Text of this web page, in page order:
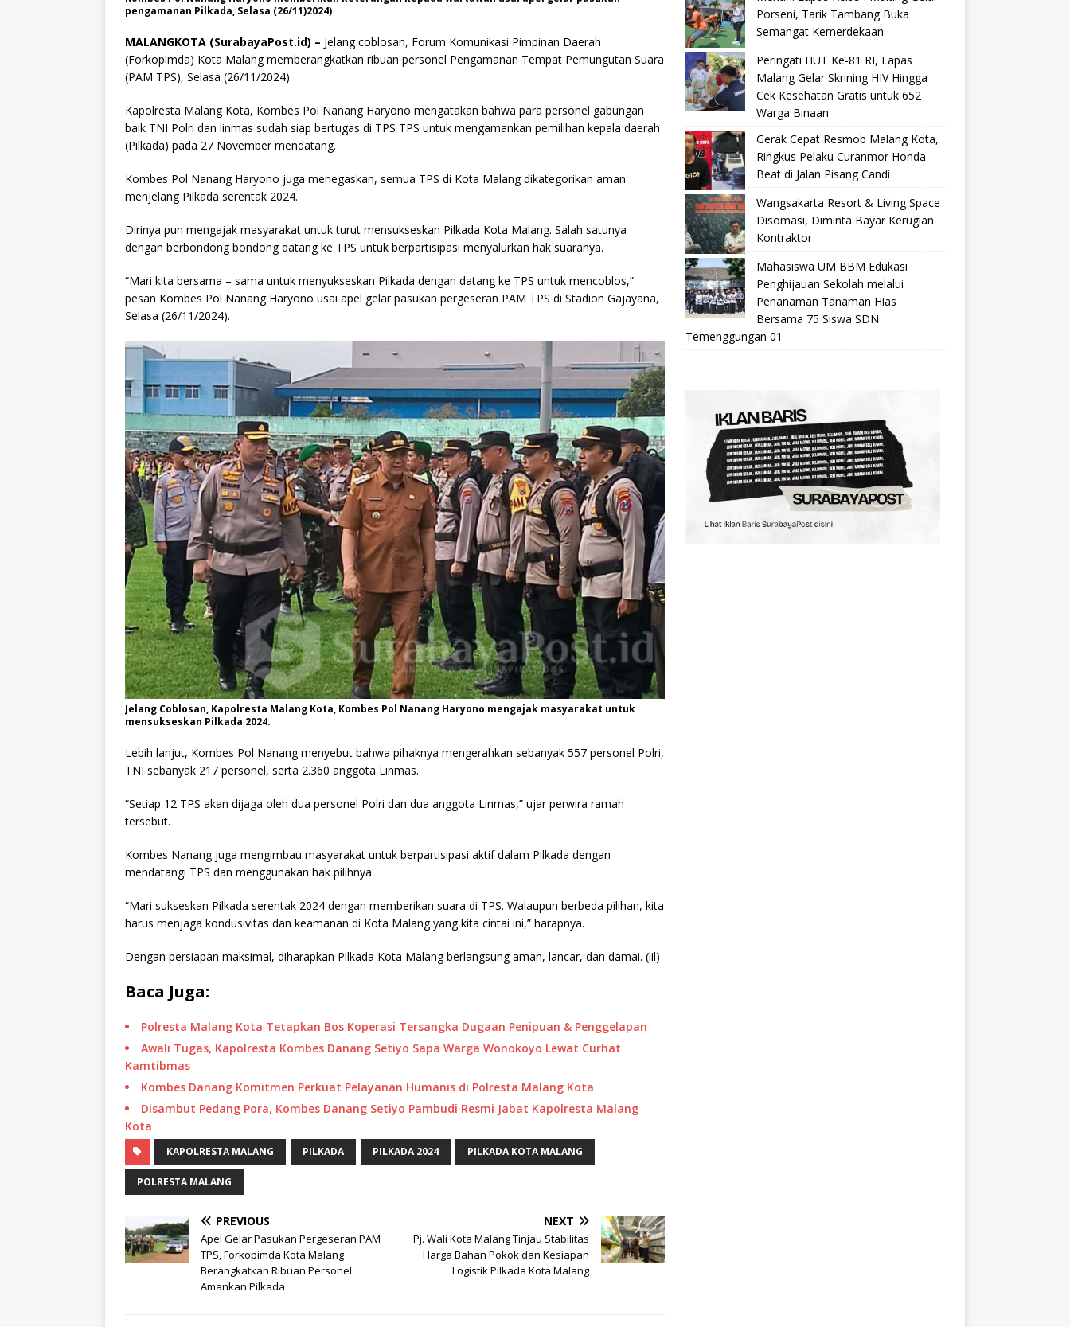
pengamanan Pilkada, Selasa (26/11)2024)
MALANGKOTA (SurabayaPost.id) – Jelang coblosan, Forum Komunikasi Pimpinan Daerah
(Forkopimda) Kota Malang memberangkatkan ribuan personel Pengamanan Tempat Pemungutan Suara
(PAM TPS), Selasa (26/11/2024).
Kapolresta Malang Kota, Kombes Pol Nanang Haryono mengatakan bahwa para personel gabungan
baik TNI Polri dan linmas sudah siap bertugas di TPS TPS untuk mengamankan pemilihan kepala daerah
(Pilkada) pada 27 November mendatang.
Kombes Pol Nanang Haryono juga menegaskan, semua TPS di Kota Malang dikategorikan aman
menjelang Pilkada serentak 2024..
Dirinya pun mengajak masyarakat untuk turut mensukseskan Pilkada Kota Malang. Salah satunya
dengan berbondong bondong datang ke TPS untuk berpartisipasi menyalurkan hak suaranya.
“Mari kita bersama – sama untuk menyukseskan Pilkada dengan datang ke TPS untuk mencoblos,”
pesan Kombes Pol Nanang Haryono usai apel gelar pasukan pergeseran PAM TPS di Stadion Gajayana,
Selasa (26/11/2024).
Jelang Coblosan, Kapolresta Malang Kota, Kombes Pol Nanang Haryono mengajak masyarakat untuk
mensukseskan Pilkada 2024.
Lebih lanjut, Kombes Pol Nanang menyebut bahwa pihaknya mengerahkan sebanyak 557 personel Polri,
TNI sebanyak 217 personel, serta 2.360 anggota Linmas.
“Setiap 12 TPS akan dijaga oleh dua personel Polri dan dua anggota Linmas,” ujar perwira ramah
tersebut.
Kombes Nanang juga mengimbau masyarakat untuk berpartisipasi aktif dalam Pilkada dengan
mendatangi TPS dan menggunakan hak pilihnya.
“Mari sukseskan Pilkada serentak 2024 dengan memberikan suara di TPS. Walaupun berbeda pilihan, kita
harus menjaga kondusivitas dan keamanan di Kota Malang yang kita cintai ini,” harapnya.
Dengan persiapan maksimal, diharapkan Pilkada Kota Malang berlangsung aman, lancar, dan damai. (lil)
Baca Juga:
Polresta Malang Kota Tetapkan Bos Koperasi Tersangka Dugaan Penipuan & Penggelapan
Awali Tugas, Kapolresta Kombes Danang Setiyo Sapa Warga Wonokoyo Lewat Curhat
Kamtibmas
Kombes Danang Komitmen Perkuat Pelayanan Humanis di Polresta Malang Kota
Disambut Pedang Pora, Kombes Danang Setiyo Pambudi Resmi Jabat Kapolresta Malang
Kota
KAPOLRESTA MALANG PILKADA PILKADA 2024 PILKADA KOTA MALANG
POLRESTA MALANG
PREVIOUS
Apel Gelar Pasukan Pergeseran PAM
TPS, Forkopimda Kota Malang
Berangkatkan Ribuan Personel
Amankan Pilkada
NEXT
Pj. Wali Kota Malang Tinjau Stabilitas
Harga Bahan Pokok dan Kesiapan
Logistik Pilkada Kota Malang
Porseni, Tarik Tambang Buka
Semangat Kemerdekaan
Peringati HUT Ke-81 RI, Lapas
Malang Gelar Skrining HIV Hingga
Cek Kesehatan Gratis untuk 652
Warga Binaan
Gerak Cepat Resmob Malang Kota,
Ringkus Pelaku Curanmor Honda
Beat di Jalan Pisang Candi
Wangsakarta Resort & Living Space
Disomasi, Diminta Bayar Kerugian
Kontraktor
Mahasiswa UM BBM Edukasi
Penghijauan Sekolah melalui
Penanaman Tanaman Hias
Bersama 75 Siswa SDN
Temenggungan 01